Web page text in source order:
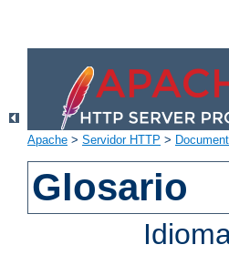
Apache > Servidor HTTP >
Glosario